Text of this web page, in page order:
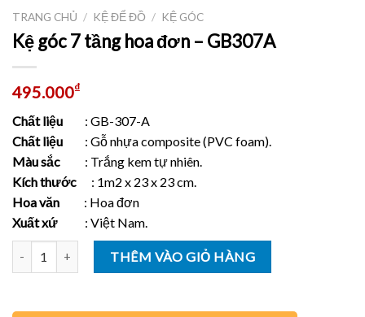
TRANG CHỦ / KỆ ĐỂ ĐỒ / KỆ GÓC
Kệ góc 7 tầng hoa đơn – GB307A
495.000₫
Chất liệu : GB-307-A
Chất liệu : Gỗ nhựa composite (PVC foam).
Màu sắc : Trắng kem tự nhiên.
Kích thước : 1m2 x 23 x 23 cm.
Hoa văn : Hoa đơn
Xuất xứ : Việt Nam.
THÊM VÀO GIỎ HÀNG